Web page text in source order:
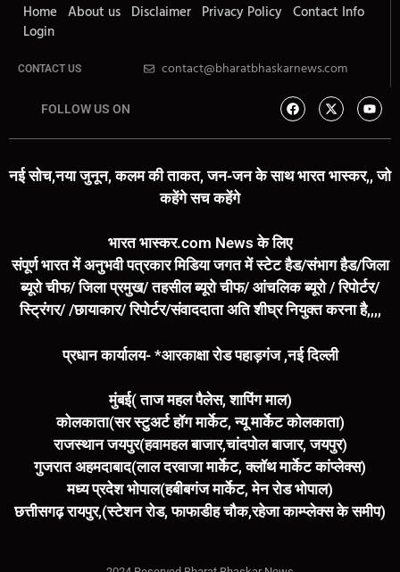
Home About us Disclaimer Privacy Policy Contact Info
Login
CONTACT US contact@bharatbhaskarnews.com
FOLLOW US ON
नई सोच,नया जुनून, कलम की ताकत, जन-जन के साथ भारत भास्कर,, जो
कहेंगे सच कहेंगे
भारत भास्कर.com News के लिए
संपूर्ण भारत में अनुभवी पत्रकार मिडिया जगत में स्टेट हैड/संभाग हैड/जिला
ब्यूरो चीफ/ जिला प्रमुख/ तहसील ब्यूरो चीफ/ आंचलिक ब्यूरो / रिपोर्टर/
स्ट्रिंगर/ /छायाकार/ रिपोर्टर/संवाददाता अति शीघ्र नियुक्त करना है,,,,
प्रधान कार्यालय- *आरकाक्षा रोड पहाड़गंज ,नई दिल्ली
मुंबई( ताज महल पैलेस, शापिंग माल)
कोलकाता(सर स्टुअर्ट हॉग मार्केट, न्यू मार्केट कोलकाता)
राजस्थान जयपुर(हवामहल बाजार,चांदपोल बाजार, जयपुर)
गुजरात अहमदाबाद(लाल दरवाजा मार्केट, क्लॉथ मार्केट कांप्लेक्स)
मध्य प्रदेश भोपाल(हबीबगंज मार्केट, मेन रोड भोपाल)
छत्तीसगढ़ रायपुर,(स्टेशन रोड, फाफाडीह चौक,रहेजा काम्प्लेक्स के समीप)